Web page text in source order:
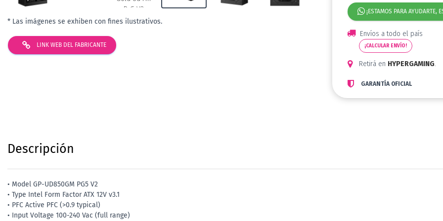
* Las imágenes se exhiben con fines ilustrativos.
LINK WEB DEL FABRICANTE
¡ESTAMOS PARA AYUDARTE,
Envíos a todo el país
¡CALCULAR ENVÍO!
Retirá en HYPERGAMING.
GARANTÍA OFICIAL
Descripción
• Model GP-UD850GM PG5 V2
• Type Intel Form Factor ATX 12V v3.1
• PFC Active PFC (>0.9 typical)
• Input Voltage 100-240 Vac (full range)